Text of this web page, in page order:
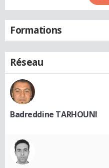
Formations
Réseau
Badreddine TARHOUNI